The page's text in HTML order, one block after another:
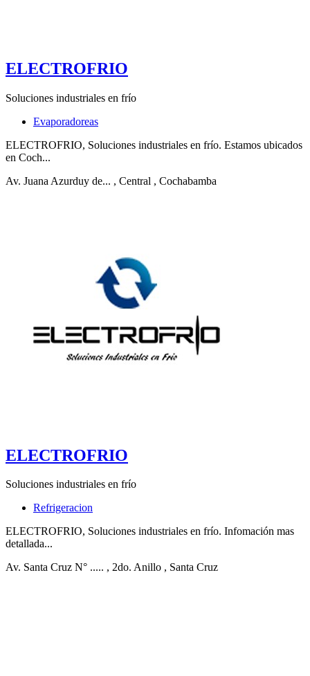
ELECTROFRIO
Soluciones industriales en frío
Evaporadoreas
ELECTROFRIO, Soluciones industriales en frío. Estamos ubicados
en Coch...
Av. Juana Azurduy de... , Central , Cochabamba
ELECTROFRIO
Soluciones industriales en frío
Refrigeracion
ELECTROFRIO, Soluciones industriales en frío. Infomación mas
detallada...
Av. Santa Cruz N° ..... , 2do. Anillo , Santa Cruz